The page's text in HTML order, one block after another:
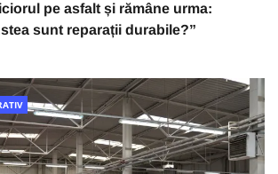
pe asfalt și rămâne urma:
sunt reparații durabile?”